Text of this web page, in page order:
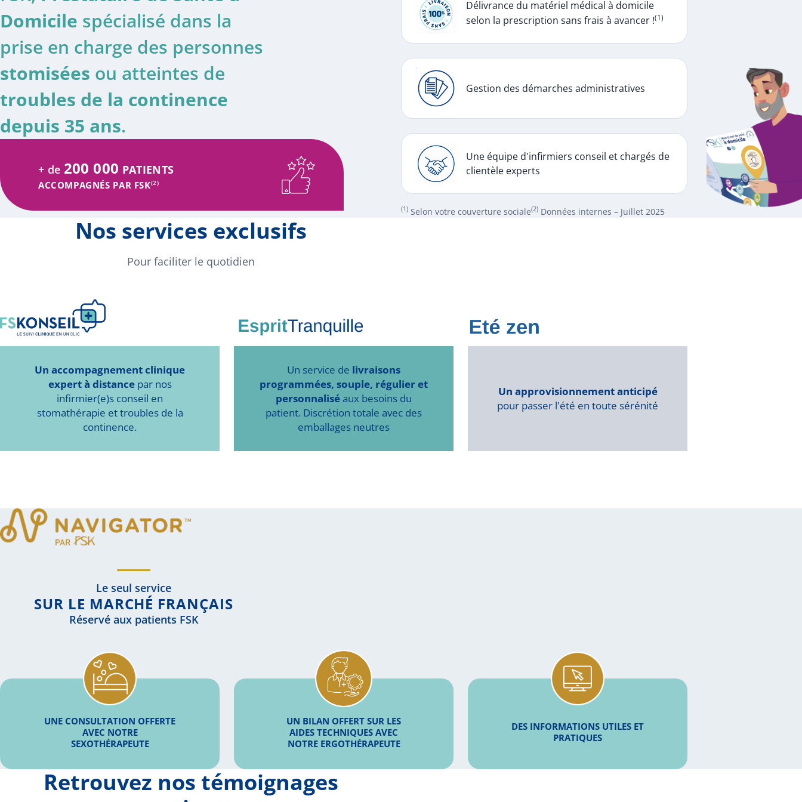
Domicile spécialisé dans la
prise en charge des personnes
stomisées ou atteintes de
troubles de la continence
depuis 35 ans.
+ de 200 000 PATIENTS
ACCOMPAGNÉS PAR FSK(2)
Délivrance du matériel médical à domicile
selon la prescription sans frais à avancer !(1)
Gestion des démarches administratives
Une équipe d'infirmiers conseil et chargés de
clientèle experts
(1)Selon votre couverture sociale(2)Données internes – Juillet 2025
Nos services exclusifs
Pour faciliter le quotidien
Un accompagnement clinique
expert à distancepar nos
infirmier(e)s conseil en
stomathérapie et troubles de la
continence.
Un service de livraisons
programmées, souple, régulier et
personnalisé aux besoins du
patient. Discrétion totale avec des
emballages neutres
Un approvisionnement anticipé
pour passer l'été en toute sérénité
Le seul service
SUR LE MARCHÉ FRANÇAIS
Réservé aux patients FSK
UNE CONSULTATION OFFERTE
AVEC NOTRE
SEXOTHÉRAPEUTE
UN BILAN OFFERT SUR LES
AIDES TECHNIQUES AVEC
NOTRE ERGOTHÉRAPEUTE
DES INFORMATIONS UTILES ET
PRATIQUES
Retrouvez nos témoignages